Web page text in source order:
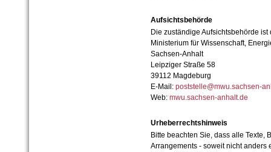
Aufsichtsbehörde
Die zuständige Aufsichtsbehörde ist
Ministerium für Wissenschaft,
Sachsen-Anhalt
Leipziger Straße 58
39112 Magdeburg
E-Mail: poststelle@mwu.sachsen-
Web: mwu.sachsen-anhalt.de
Urheberrechtshinweis
Bitte beachten Sie, dass alle Texte,
Arrangements - soweit nicht anders